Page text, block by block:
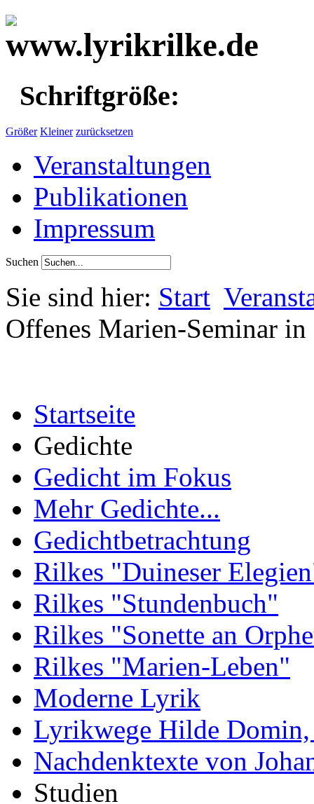
Schriftgröße:
Größer Kleiner zurücksetzen
Veranstaltungen
Publikationen
Impressum
Suchen
Sie sind hier: Start
Offenes Marien-Seminar in
Startseite
Gedichte
Gedicht im Fokus
Mehr Gedichte...
Gedichtbetrachtung
Rilkes "Duineser
Rilkes "Stundenbuch"
Rilkes "Sonette an
Rilkes "Marien-Leben"
Moderne Lyrik
Lyrikwege Hilde
Nachdenktexte von
Studien